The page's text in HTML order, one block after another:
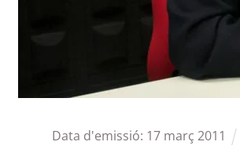
Data d'emissió: 17 març 2011